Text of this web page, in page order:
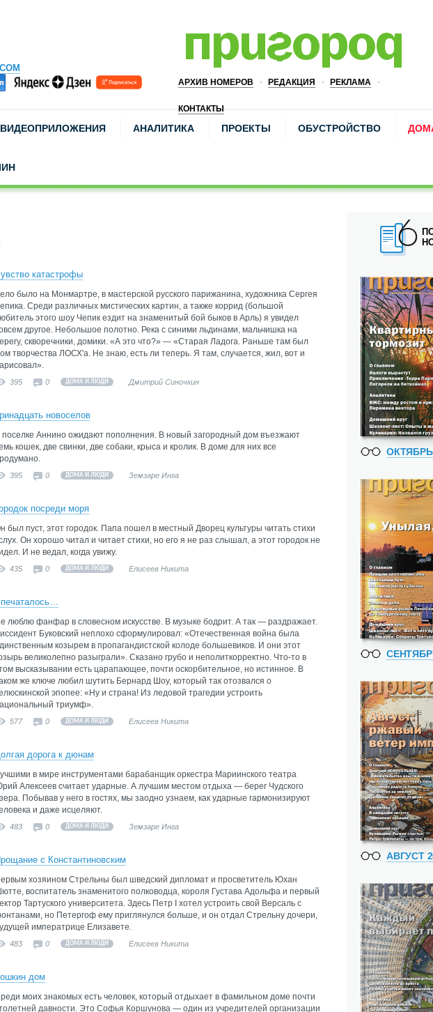
АРХИВ НОМЕРОВ РЕДАКЦИЯ РЕКЛАМА
КОНТАКТЫ
ВИДЕОПРИЛОЖЕНИЯ АНАЛИТИКА ПРОЕКТЫ ОБУСТРОЙСТВО
катастрофы
было на Монмартре, в мастерской русского парижанина, художника Сергея
Среди различных мистических картин, а также коррид (большой
этого шоу Чепик ездит на знаменитый бой быков в Арль) я увидел
другое. Небольшое полотно. Река с синими льдинами, мальчишка на
скворечники, домики. «А это что?» — «Старая Ладога. Раньше там был
творчества ЛОСХ'а. Не знаю, есть ли теперь. Я там, случается, жил, вот и
395 0 ДОМА И ЛЮДИ Дмитрий Синочкин
новоселов
поселке Аннино ожидают пополнения. В новый загородный дом въезжают
кошек, две свинки, две собаки, крыса и кролик. В доме для них все
395 0 ДОМА И ЛЮДИ Земзаре Инга
посреди моря
был пуст, этот городок. Папа пошел в местный Дворец культуры читать стихи
Он хорошо читал и читает стихи, но его я не раз слышал, а этот городок не
И не ведал, когда увижу.
435 0 ДОМА И ЛЮДИ Елисеев Никита
люблю фанфар в словесном искусстве. В музыке бодрит. А так — раздражает.
Буковский неплохо сформулировал: «Отечественная война была
козырем в пропагандистской колоде большевиков. И они этот
великолепно разыграли». Сказано грубо и неполиткорректно. Что-то в
высказывании есть царапающее, почти оскорбительное, но истинное. В
же ключе любил шутить Бернард Шоу, который так отозвался о
эпопее: «Ну и страна! Из ледовой трагедии устроить
триумф».
577 0 ДОМА И ЛЮДИ Елисеев Никита
дорога к дюнам
в мире инструментами барабанщик оркестра Мариинского театра
Алексеев считает ударные. А лучшим местом отдыха — берег Чудского
Побывав у него в гостях, мы заодно узнаем, как ударные гармонизируют
и даже исцеляют.
483 0 ДОМА И ЛЮДИ Земзаре Инга
с Константиновским
хозяином Стрельны был шведский дипломат и просветитель Юхан
воспитатель знаменитого полководца, короля Густава Адольфа и первый
Тартуского университета. Здесь Петр I хотел устроить свой Версаль с
но Петергоф ему приглянулся больше, и он отдал Стрельну дочери,
императрице Елизавете.
483 0 ДОМА И ЛЮДИ Елисеев Никита
дом
моих знакомых есть человек, который отдыхает в фамильном доме почти
давности. Это Софья Коршунова — один из учредителей организации
ОКТЯБРЬ
АВГУСТ